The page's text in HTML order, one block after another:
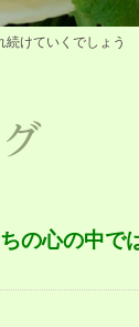
けていくでしょう
の心の中で